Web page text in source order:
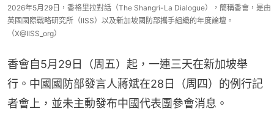
2026年5月29日，香格里拉對話（The Shangri-La Dialogue），簡稱香會，是由
英國國際戰略研究所（IISS）以及新加坡國防部攜手組織的年度論壇。
（X@IISS_org）
香會自5月29日（周五）起，一連三天在新加坡舉
行。中國國防部發言人蔣斌在28日（周四）的例行記
者會上，並未主動發布中國代表團參會消息。